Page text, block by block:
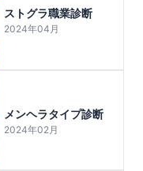
ストグラ職業診断
2024年04月
メンヘラタイプ診断
2024年02月